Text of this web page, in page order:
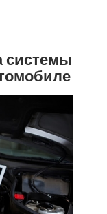
системы